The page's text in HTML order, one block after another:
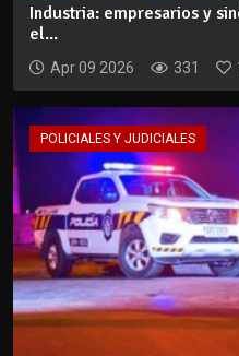
Industria: empresarios y
el...
Apr 09 2026 331
POLICIALES Y JUDICIALES